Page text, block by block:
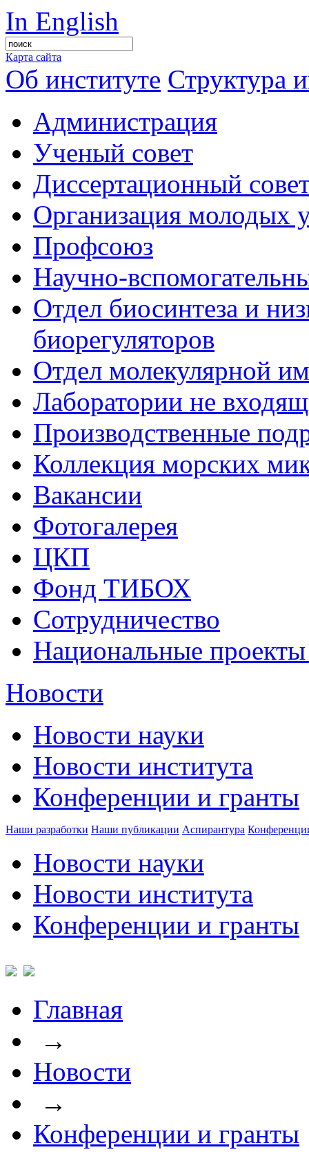
In English
Карта сайта
Об институте Структура
Администрация
Ученый совет
Диссертационный
Организация молодых
Профсоюз
Научно-
Отдел биосинтеза и
биорегуляторов
Отдел молекулярной
Лаборатории не
Производственные
Коллекция морских
Вакансии
Фотогалерея
ЦКП
Фонд ТИБОХ
Сотрудничество
Национальные
Новости
Новости науки
Новости института
Конференции и гранты
Наши разработки Наши публикации Аспирантура
Новости науки
Новости института
Конференции и гранты
Главная
→
Новости
→
Конференции и гранты